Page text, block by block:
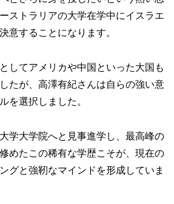
ストラリアの大学在学中にイスラエ
意することになります。
してアメリカや中国といった大国も
たが、高澤有紀さんは自らの強い意
を選択しました。
学大学院へと見事進学し、最高峰の
めたこの稀有な学歴こそが、現在の
グと強靭なマインドを形成していま